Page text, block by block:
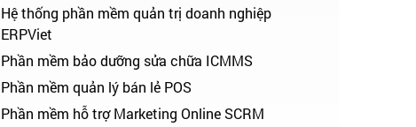
Hệ thống phần mềm quản trị doanh nghiệp
ERPViet
Phần mềm bảo dưỡng sửa chữa ICMMS
Phần mềm quản lý bán lẻ POS
Phần mềm hỗ trợ Marketing Online SCRM